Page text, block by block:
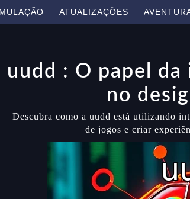
ATUALIZAÇÕES
uudd : O papel
no
Descubra como a uudd está utilizando
de jogos e criar